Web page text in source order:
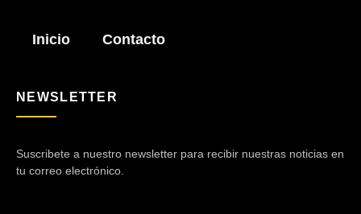
Inicio Contacto
NEWSLETTER
Suscribete a nuestro newsletter para recibir nuestras noticias en
tu correo electrónico.